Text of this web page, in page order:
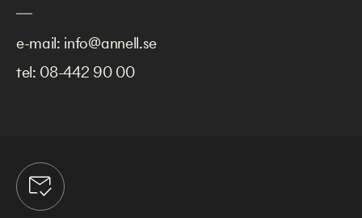
e-mail: info@annell.se
tel: 08-442 90 00